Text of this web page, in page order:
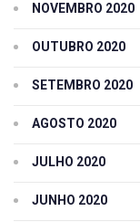
NOVEMBRO 2020
OUTUBRO 2020
SETEMBRO 2020
AGOSTO 2020
JULHO 2020
JUNHO 2020